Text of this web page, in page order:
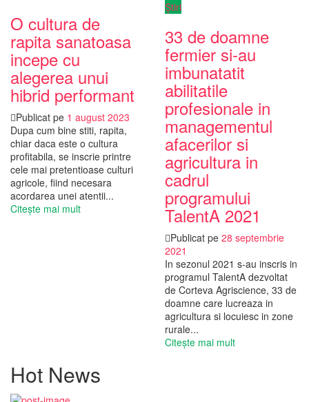
O cultura de
rapita sanatoasa
incepe cu
alegerea unui
hibrid performant
Publicat pe 1 august 2023
Dupa cum bine stiti, rapita,
chiar daca este o cultura
profitabila, se inscrie printre
cele mai pretentioase culturi
agricole, fiind necesara
acordarea unei atentii...
Citește mai mult
Știri
33 de doamne
fermier si-au
imbunatatit
abilitatile
profesionale in
managementul
afacerilor si
agricultura in
cadrul
programului
TalentA 2021
Publicat pe 28 septembrie
2021
In sezonul 2021 s-au inscris in
programul TalentA dezvoltat
de Corteva Agriscience, 33 de
doamne care lucreaza in
agricultura si locuiesc in zone
rurale...
Citește mai mult
Hot News